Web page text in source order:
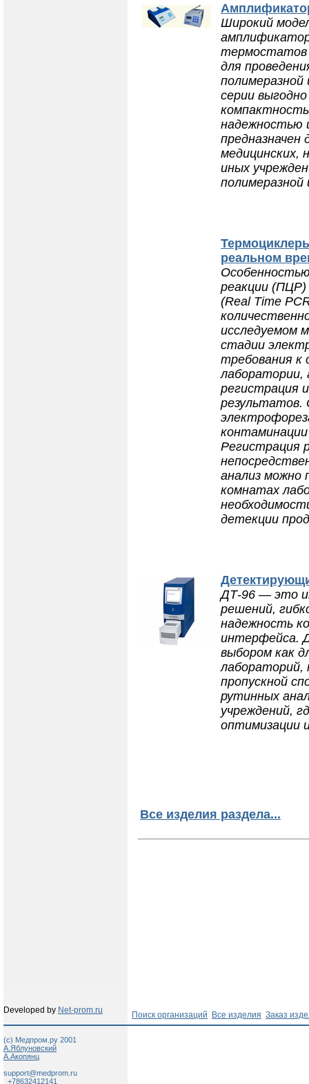
Широкий
термостатов
для
серии
надежностью
предназначен
медицинских,
иных
полимеразной
реальном
реакции (ПЦР)
(Real Time
исследуемом
стадии
требования к
лаборатории,
регистрация
Регистрация
анализ можно
комнатах
детекции
ДТ-96 — это
решений,
надежность
интерфейса.
выбором как
лабораторий,
пропускной
рутинных
учреждений,
оптимизации
Все изделия раздела...
Developed by Net-prom.ru Поиск организаций Все изделия Заказ
(c) Медпром.ру 2001
А.Яблуновский
А.Акопянц
support@medprom.ru
+78632412141